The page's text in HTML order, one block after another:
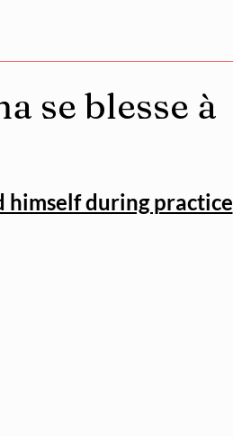
se blesse à
himself during practice